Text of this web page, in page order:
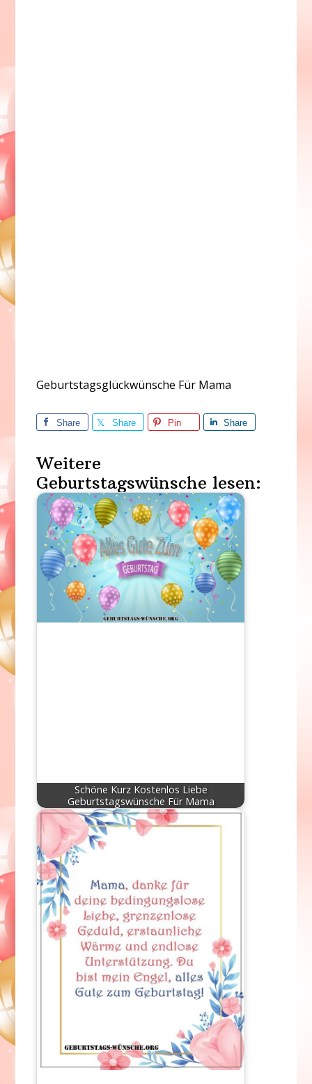
Geburtstagsglückwünsche Für Mama
Share Share Pin Share
Weitere
Geburtstagswünsche lesen:
Schöne Kurz Kostenlos Liebe
Geburtstagswünsche Für Mama